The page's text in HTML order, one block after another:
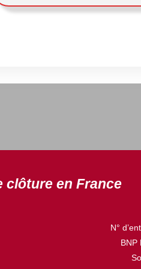
clôture en France
N°
BNP